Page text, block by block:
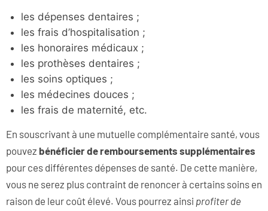
les dépenses dentaires ;
les frais d’hospitalisation ;
les honoraires médicaux ;
les prothèses dentaires ;
les soins optiques ;
les médecines douces ;
les frais de maternité, etc.
En souscrivant à une mutuelle complémentaire santé, vous
pouvez bénéficier de remboursements supplémentaires
pour ces différentes dépenses de santé. De cette manière,
vous ne serez plus contraint de renoncer à certains soins en
raison de leur coût élevé. Vous pourrez ainsi profiter de